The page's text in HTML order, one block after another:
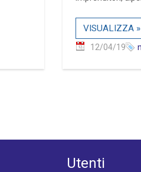
VISUALIZZA »
12/04/19
Utenti